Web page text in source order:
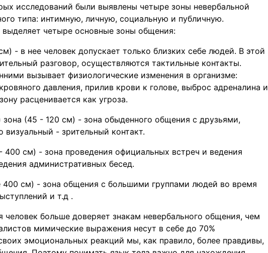
исследований были выявлены четыре зоны невербальной
типа: интимную, личную, социальную и публичную.
четыре основные зоны общения:
- в нее человек допускает только близких себе людей. В этой
разговор, осуществляются тактильные контакты.
вызывает физиологические изменения в организме:
давления, прилив крови к голове, выброс адреналина и
расценивается как угроза.
зона (45 - 120 см) - зона обыденного общения с друзьями,
визуальный - зрительный контакт.
400 см) - зона проведения официальных встреч и ведения
административных бесед.
400 см) - зона общения с большими группами людей во время
и т.д .
больше доверяет знакам невербального общения, чем
мимические выражения несут в себе до 70%
эмоциональных реакций мы, как правило, более правдивы,